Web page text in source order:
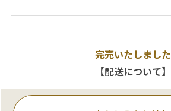
完売いたしました
【配送について】